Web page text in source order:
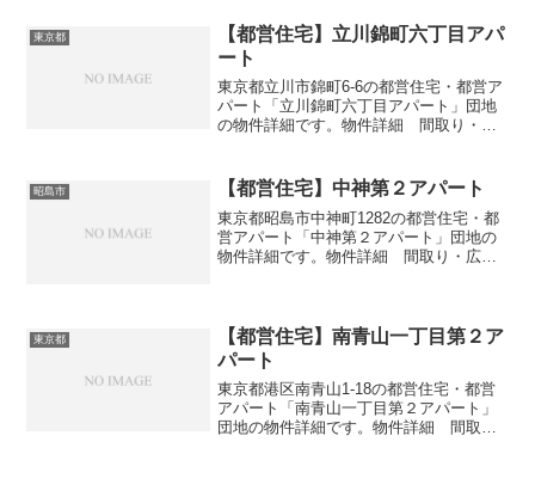
2DK-3DK広さ・面積39-42㎡建設年度築年
数19...
東京都
【都営住宅】立川錦町六丁目アパ
ート
東京都立川市錦町6-6の都営住宅・都営ア
パート「立川錦町六丁目アパート」団地
の物件詳細です。物件詳細 間取り・広
さ・面積55㎡建設年度築年数1977-1978交
通...
昭島市 【都営住宅】中神第２アパート
東京都昭島市中神町1282の都営住宅・都
営アパート「中神第２アパート」団地の
物件詳細です。物件詳細 間取り・広さ
東京都
【都営住宅】南青山一丁目第２ア
パート
東京都港区南青山1-18の都営住宅・都営
アパート「南青山一丁目第２アパート」
団地の物件詳細です。物件詳細 間取